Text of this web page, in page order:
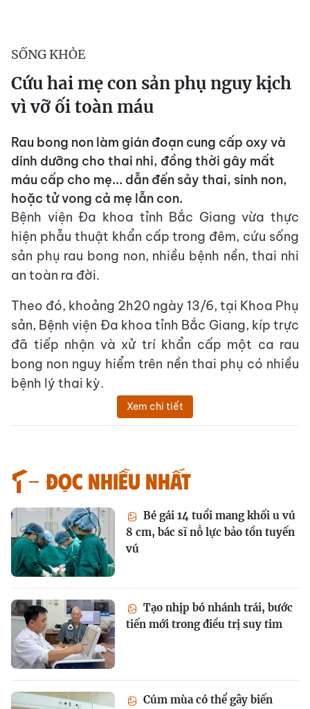
SỐNG KHỎE
Cứu hai mẹ con sản phụ nguy kịch
vì vỡ ối toàn máu
Rau bong non làm gián đoạn cung cấp oxy và
dinh dưỡng cho thai nhi, đồng thời gây mất
máu cấp cho mẹ... dẫn đến sảy thai, sinh non,
hoặc tử vong cả mẹ lẫn con.
Bệnh viện Đa khoa tỉnh Bắc Giang vừa thực
hiện phẫu thuật khẩn cấp trong đêm, cứu sống
sản phụ rau bong non, nhiều bệnh nền, thai nhi
an toàn ra đời.
Theo đó, khoảng 2h20 ngày 13/6, tại Khoa Phụ
sản, Bệnh viện Đa khoa tỉnh Bắc Giang, kíp trực
đã tiếp nhận và xử trí khẩn cấp một ca rau
bong non nguy hiểm trên nền thai phụ có nhiều
bệnh lý thai kỳ.
Xem chi tiết
Đọc nhiều nhất
Bé gái 14 tuổi mang khối u vú
8 cm, bác sĩ nỗ lực bảo tồn tuyến
vú
Tạo nhịp bó nhánh trái, bước
tiến mới trong điều trị suy tim
Cúm mùa có thể gây biến